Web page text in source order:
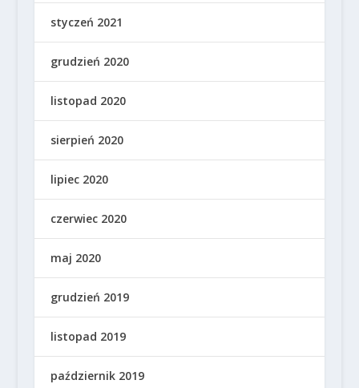
styczeń 2021
grudzień 2020
listopad 2020
sierpień 2020
lipiec 2020
czerwiec 2020
maj 2020
grudzień 2019
listopad 2019
październik 2019